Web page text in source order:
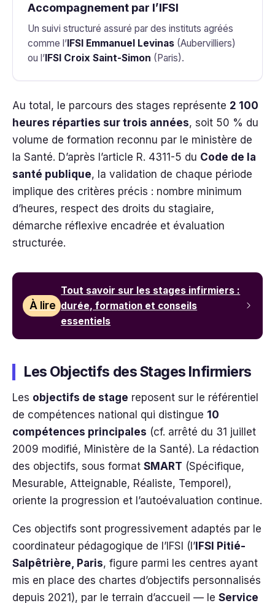
Accompagnement par l’IFSI
Un suivi structuré assuré par des instituts agréés
comme l’IFSI Emmanuel Levinas (Aubervilliers)
ou l’IFSI Croix Saint-Simon (Paris).
Au total, le parcours des stages représente 2 100
heures réparties sur trois années, soit 50 % du
volume de formation reconnu par le ministère de
la Santé. D’après l’article R. 4311-5 du Code de la
santé publique, la validation de chaque période
implique des critères précis : nombre minimum
d’heures, respect des droits du stagiaire,
démarche réflexive encadrée et évaluation
structurée.
À lire
Tout savoir sur les stages infirmiers :
durée, formation et conseils
essentiels
Les Objectifs des Stages Infirmiers
Les objectifs de stage reposent sur le référentiel
de compétences national qui distingue 10
compétences principales (cf. arrêté du 31 juillet
2009 modifié, Ministère de la Santé). La rédaction
des objectifs, sous format SMART (Spécifique,
Mesurable, Atteignable, Réaliste, Temporel),
oriente la progression et l’autoévaluation continue.
Ces objectifs sont progressivement adaptés par le
coordinateur pédagogique de l’IFSI (l’IFSI Pitié-
Salpêtrière, Paris, figure parmi les centres ayant
mis en place des chartes d’objectifs personnalisés
depuis 2021), par le terrain d’accueil — le Service